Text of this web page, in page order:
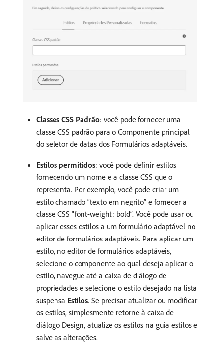
Classes CSS Padrão: você pode fornecer uma
classe CSS padrão para o Componente principal
do seletor de datas dos Formulários adaptáveis.
Estilos permitidos: você pode definir estilos
fornecendo um nome e a classe CSS que o
representa. Por exemplo, você pode criar um
estilo chamado “texto em negrito” e fornecer a
classe CSS “font-weight: bold”. Você pode usar ou
aplicar esses estilos a um formulário adaptável no
editor de formulários adaptáveis. Para aplicar um
estilo, no editor de formulários adaptáveis,
selecione o componente ao qual deseja aplicar o
estilo, navegue até a caixa de diálogo de
propriedades e selecione o estilo desejado na lista
suspensa Estilos. Se precisar atualizar ou modificar
os estilos, simplesmente retorne à caixa de
diálogo Design, atualize os estilos na guia estilos e
salve as alterações.